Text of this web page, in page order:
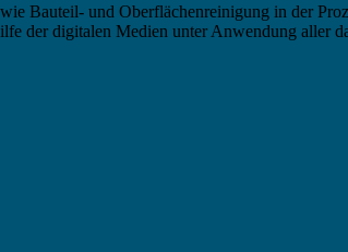
Bauteil- und Oberflächenreinigung in der
der digitalen Medien unter Anwendung